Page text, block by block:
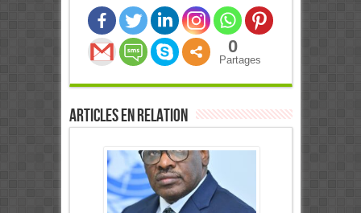
0
Partages
Articles en relation